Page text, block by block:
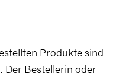
Produkte sind
Bestellerin oder